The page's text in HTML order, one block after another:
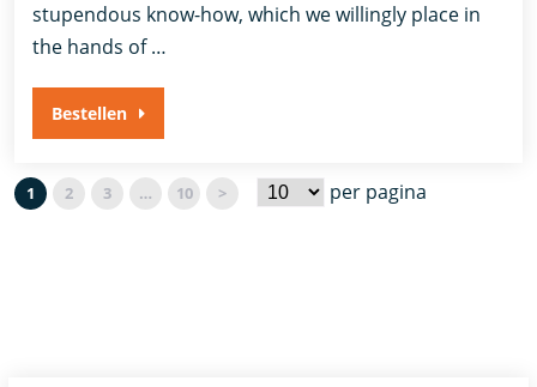
stupendous know-how, which we willingly place in
the hands of …
Bestellen
1 2 3 … 10 > per pagina